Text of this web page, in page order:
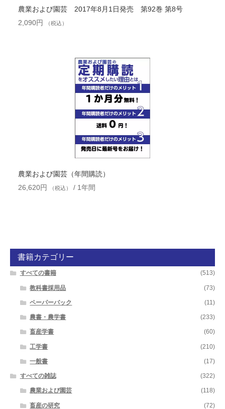
農業および園芸 2017年8月1日発売 第92巻 第8号
2,090円 （税込）
農業および園芸（年間購読）
26,620円 （税込） / 1年間
書籍カテゴリー
すべての書籍 (513)
教科書採用品 (73)
ペーパーバック (11)
農書・農学書 (233)
畜産学書 (60)
工学書 (210)
一般書 (17)
すべての雑誌 (322)
農業および園芸 (118)
畜産の研究 (72)